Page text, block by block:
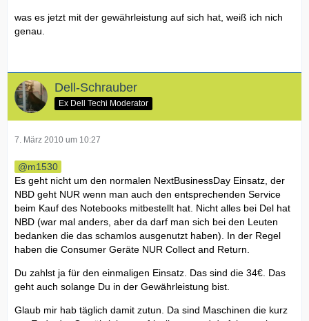
was es jetzt mit der gewährleistung auf sich hat, weiß ich nich
genau.
Dell-Schrauber
Ex Dell Techi Moderator
7. März 2010 um 10:27
m1530
Es geht nicht um den normalen NextBusinessDay Einsatz, der
NBD geht NUR wenn man auch den entsprechenden Service
beim Kauf des Notebooks mitbestellt hat. Nicht alles bei Del hat
NBD (war mal anders, aber da darf man sich bei den Leuten
bedanken die das schamlos ausgenutzt haben). In der Regel
haben die Consumer Geräte NUR Collect and Return.
Du zahlst ja für den einmaligen Einsatz. Das sind die 34€. Das
geht auch solange Du in der Gewährleistung bist.
Glaub mir hab täglich damit zutun. Da sind Maschinen die kurz